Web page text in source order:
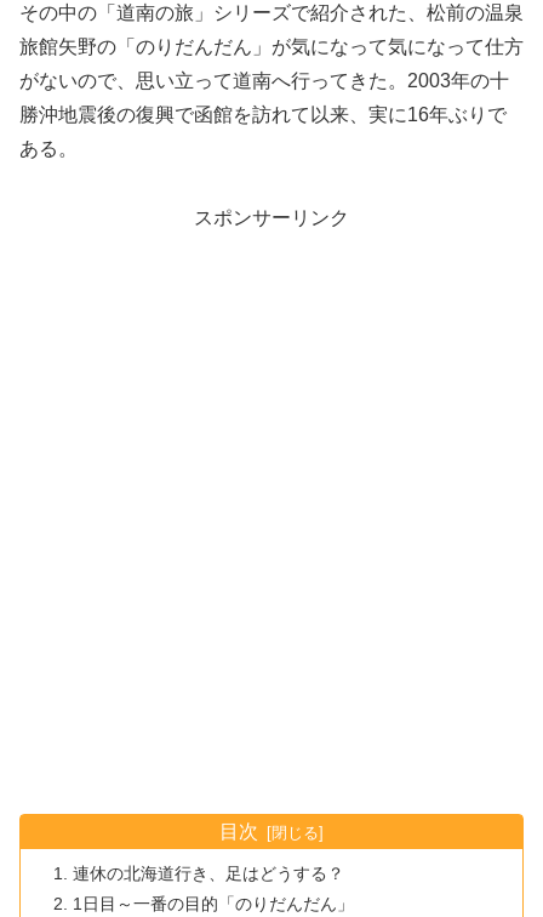
その中の「道南の旅」シリーズで紹介された、松前の温泉
旅館矢野の「のりだんだん」が気になって気になって仕方
がないので、思い立って道南へ行ってきた。2003年の十
勝沖地震後の復興で函館を訪れて以来、実に16年ぶりで
ある。
スポンサーリンク
目次
連休の北海道行き、足はどうする？
1日目～一番の目的「のりだんだん」